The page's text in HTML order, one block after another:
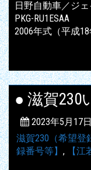
日野自動車／ジェ
PKG-RU1ESAA
2006年式（平成18
● 滋賀230
2023年5月17日
滋賀230（希望登
録番号等】 , 【江